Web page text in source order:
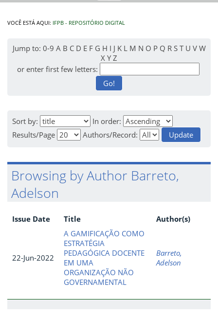
VOCÊ ESTÁ AQUI: IFPB - REPOSITÓRIO DIGITAL
Jump to: 0-9 A B C D E F G H I J K L M N O P Q R S T U V W
X Y Z
or enter first few letters:
Sort by:
In order:
Results/Page
Authors/Record:
Browsing by Author Barreto,
Adelson
Issue Date Title Author(s)
22-Jun-2022
A GAMIFICAÇÃO COMO
ESTRATÉGIA
PEDAGÓGICA DOCENTE
EM UMA
ORGANIZAÇÃO NÃO
GOVERNAMENTAL
Barreto,
Adelson